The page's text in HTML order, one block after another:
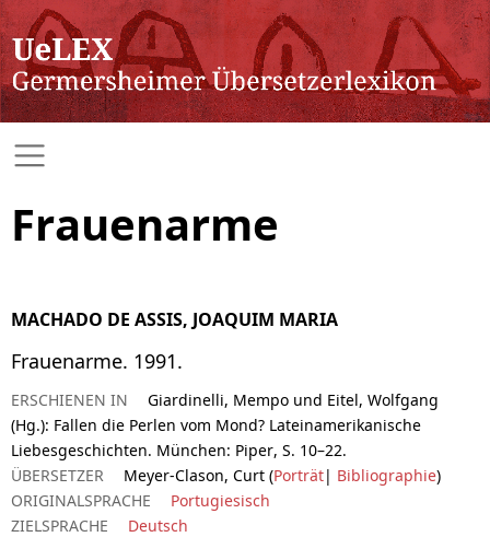
Frauenarme
MACHADO DE ASSIS, JOAQUIM MARIA
Frauenarme. 1991.
ERSCHIENEN IN
Giardinelli, Mempo und Eitel, Wolfgang
(Hg.): Fallen die Perlen vom Mond? Lateinamerikanische
Liebesgeschichten. München: Piper, S. 10–22.
ÜBERSETZER
Meyer-Clason, Curt (Porträt| Bibliographie)
ORIGINALSPRACHE
Portugiesisch
ZIELSPRACHE
Deutsch